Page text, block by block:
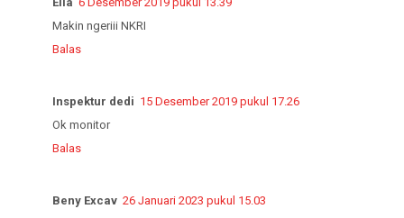
Makin ngeriii NKRI
Balas
Inspektur dedi 15 Desember 2019 pukul 17.26
Ok monitor
Balas
Beny Excav 26 Januari 2023 pukul 15.03